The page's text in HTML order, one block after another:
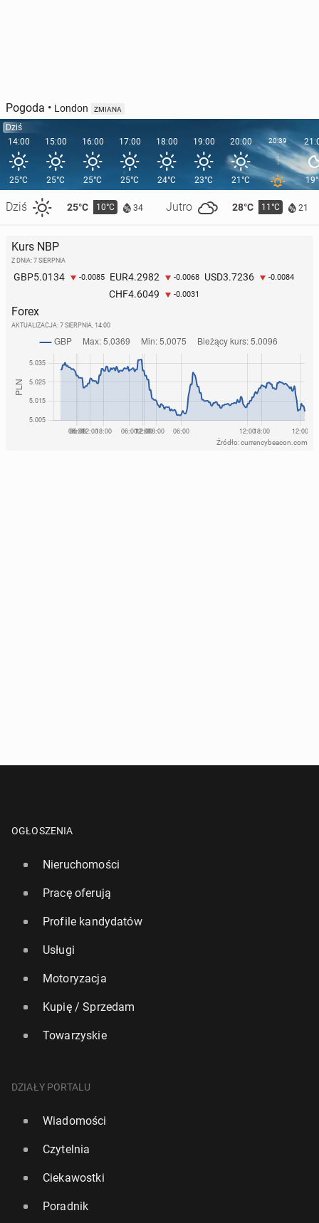
Pogoda • London ZMIANA
Dziś
14:00
25°C
Dziś 25°C 10°C 34 Jutro 28°C 11°C 21
15:00
25°C
16:00
25°C
17:00
25°C
18:00
24°C
19:00
23°C
20:00
21°C
20:39
Kurs NBP
Z DNIA: 7 SIERPNIA
GBP5.0134 -0.0085 EUR4.2982 -0.0068 USD3.7236 -0.0084
CHF4.6049 -0.0031
Forex
AKTUALIZACJA: 7 SIERPNIA, 14:00
Źródło: currencybeacon.com
OGŁOSZENIA
Nieruchomości
Pracę oferują
Profile kandydatów
Usługi
Motoryzacja
Kupię / Sprzedam
Towarzyskie
DZIAŁY PORTALU
Wiadomości
Czytelnia
Ciekawostki
Poradnik